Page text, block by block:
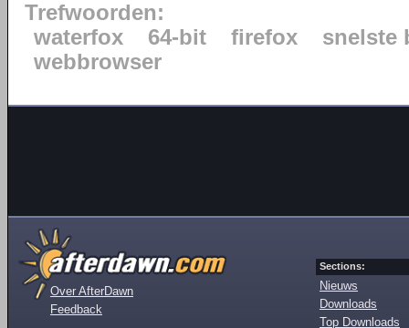
Trefwoorden:
waterfox
64-bit firefox
snelste
webbrowser
Over AfterDawn
Feedback
Sections:
Nieuws
Downloads
Top Downloads